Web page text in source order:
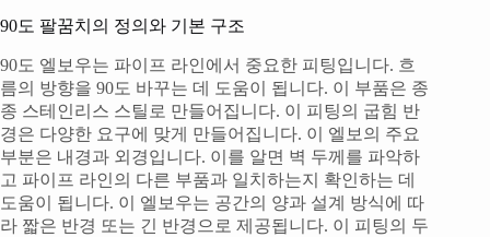
90도 팔꿈치의 정의와 기본 구조
90도 엘보우는 파이프 라인에서 중요한 피팅입니다. 흐
름의 방향을 90도 바꾸는 데 도움이 됩니다. 이 부품은 종
종 스테인리스 스틸로 만들어집니다. 이 피팅의 굽힘 반
경은 다양한 요구에 맞게 만들어집니다. 이 엘보의 주요
부분은 내경과 외경입니다. 이를 알면 벽 두께를 파악하
고 파이프 라인의 다른 부품과 일치하는지 확인하는 데
도움이 됩니다. 이 엘보우는 공간의 양과 설계 방식에 따
라 짧은 반경 또는 긴 반경으로 제공됩니다. 이 피팅의 두